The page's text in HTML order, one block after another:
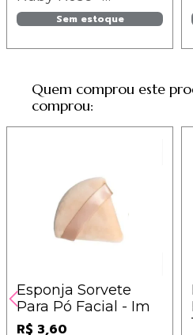
HB7206-G14
Sem estoque
Quem comprou este
comprou:
Esponja Sorvete
Para Pó Facial - Im
R$ 3,60